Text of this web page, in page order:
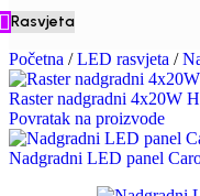
Rasvjeta
Početna / LED rasvjeta /
Raster nadgradni 4x20W
Povratak na proizvode
Nadgradni LED panel